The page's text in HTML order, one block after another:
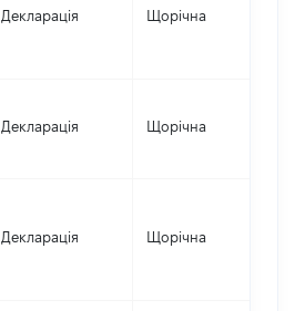
Декларація Щорічна
Декларація Щорічна
Декларація Щорічна